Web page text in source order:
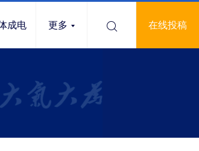
成电 更多 在线投稿